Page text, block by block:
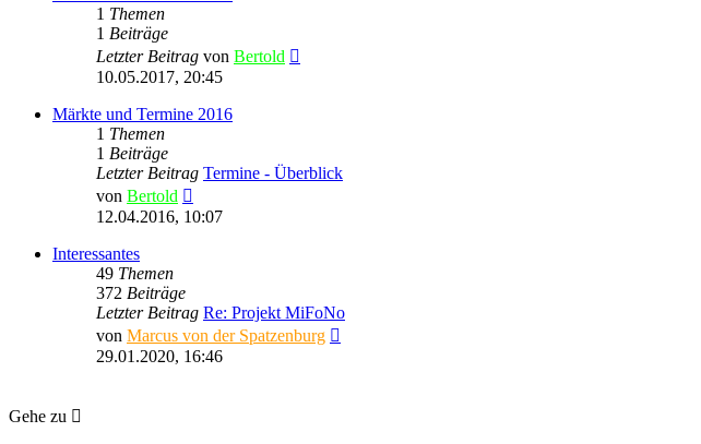
1 Themen
1 Beiträge
Letzter Beitrag von Bertold
10.05.2017, 20:45
Märkte und Termine 2016
1 Themen
1 Beiträge
Letzter Beitrag Termine - Überblick
von Bertold
Beitrag
12.04.2016, 10:07
Interessantes
49 Themen
372 Beiträge
Letzter Beitrag Re: Projekt MiFoNo
von Marcus von der Spatzenburg
29.01.2020, 16:46
Gehe zu